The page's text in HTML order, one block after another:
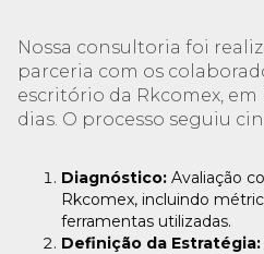
Nossa consultoria foi
parceria com os
escritório da Rkcomex,
dias. O processo seguiu
Diagnóstico: Avaliação
Rkcomex, incluindo
ferramentas utilizadas.
Definição da Estratégia: